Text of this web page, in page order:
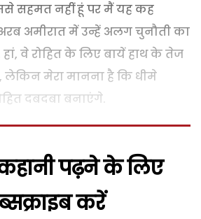
सहमत नहीं हूं पर मैं यह कह
अमीरात में उन्हें अलग चुनौती का
वे रोहित के लिए बायें हाथ के तेज
मेरा मानना है कि धीमे
दबदबा बनाएंगे.
पढ़ने के लिए
करें